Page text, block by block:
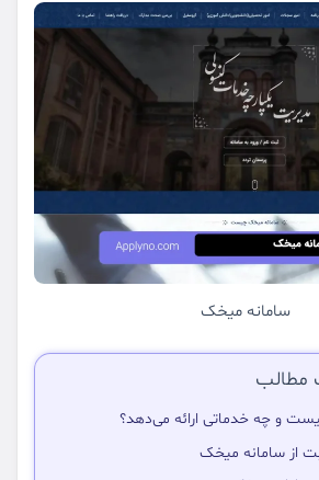
سامانه میخک
مطالب
و چه خدماتی ارائه می‌دهد؟
از سامانه میخک